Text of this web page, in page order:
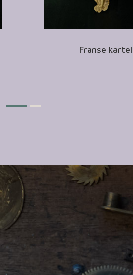
Franse kartel